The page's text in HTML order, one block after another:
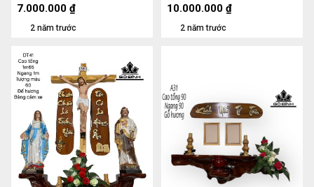
40 (cm)
2 năm trước
7.000.000 ₫
170 Ngang 100 Tượng
2 năm trước
10.000.000 ₫